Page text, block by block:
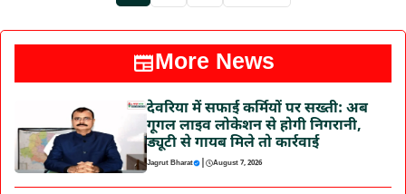
More News
देवरिया में सफाई कर्मियों पर सख्ती: अब
गूगल लाइव लोकेशन से होगी निगरानी,
ड्यूटी से गायब मिले तो कार्रवाई
Jagrut Bharat | August 7, 2026